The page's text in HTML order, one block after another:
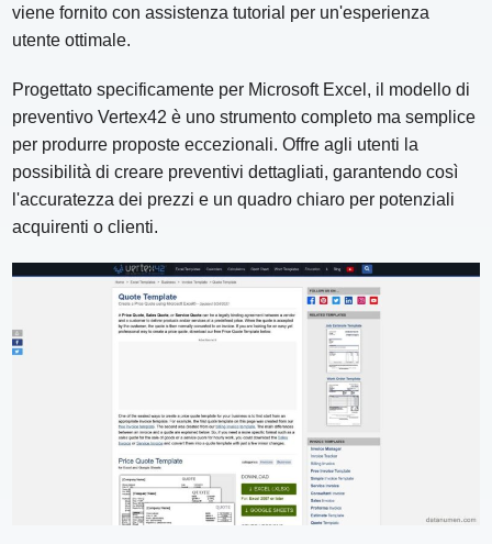
viene fornito con assistenza tutorial per un'esperienza
utente ottimale.
Progettato specificamente per Microsoft Excel, il modello di
preventivo Vertex42 è uno strumento completo ma semplice
per produrre proposte eccezionali. Offre agli utenti la
possibilità di creare preventivi dettagliati, garantendo così
l'accuratezza dei prezzi e un quadro chiaro per potenziali
acquirenti o clienti.